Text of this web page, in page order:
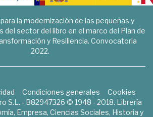
la modernización de las pequeñas y
del sector del libro en el marco del Plan de
y Resiliencia. Convocatoria
2022.
Condiciones generales
Cookies
S.L. - B82947326 © 1948 - 2018. Librería
Empresa, Ciencias Sociales, Historia y